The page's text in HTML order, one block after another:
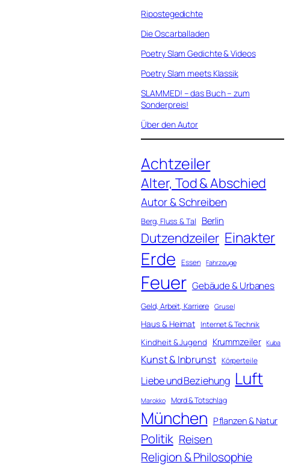
Ripostegedichte
Die Oscarballaden
Poetry Slam Gedichte & Videos
Poetry Slam meets Klassik
SLAMMED! – das Buch – zum
Sonderpreis!
Über den Autor
Achtzeiler
Alter, Tod & Abschied
Autor & Schreiben
Berg, Fluss & Tal Berlin
Dutzendzeiler Einakter
Erde Essen Fahrzeuge
Feuer Gebäude & Urbanes
Geld, Arbeit, Karriere Grusel
Haus & Heimat Internet & Technik
Kindheit & Jugend Krummzeiler Kuba
Kunst & Inbrunst Körperteile
Liebe und Beziehung Luft
Marokko Mord & Totschlag
München Pflanzen & Natur
Politik Reisen
Religion & Philosophie